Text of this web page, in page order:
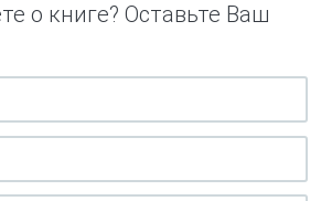
о книге? Оставьте Ваш